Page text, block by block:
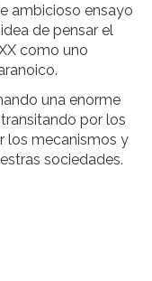
ambicioso ensayo
de pensar el
como uno
una enorme
por los
los mecanismos y
sociedades.